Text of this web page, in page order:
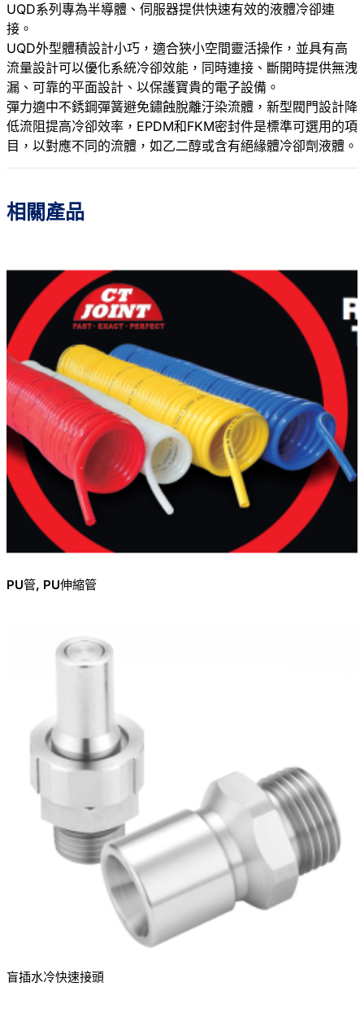
UQD系列專為半導體、伺服器提供快速有效的液體冷卻連
接。
UQD外型體積設計小巧，適合狹小空間靈活操作，並具有高
流量設計可以優化系統冷卻效能，同時連接、斷開時提供無洩
漏、可靠的平面設計、以保護寶貴的電子設備。
彈力適中不銹鋼彈簧避免鏽蝕脫離汙染流體，新型閥門設計降
低流阻提高冷卻效率，EPDM和FKM密封件是標準可選用的項
目，以對應不同的流體，如乙二醇或含有絕緣體冷卻劑液體。
相關產品
PU管, PU伸縮管
盲插水冷快速接頭